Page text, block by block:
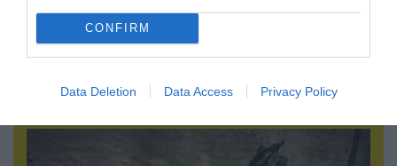
CONFIRM
Data Deletion Data Access Privacy Policy
08.08.2026 | 09:02
του Αρκά για τα τατουάζ (φωτο)